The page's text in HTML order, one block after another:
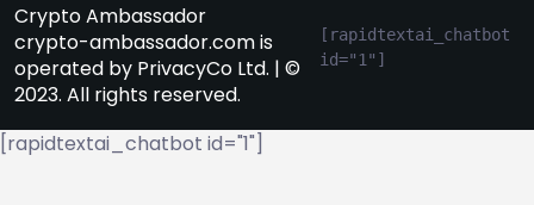
Crypto Ambassador
crypto-ambassador.com is
operated by PrivacyCo Ltd. | ©
2023. All rights reserved.
[rapidtextai_chatbot
id="1"]
[rapidtextai_chatbot id="1"]